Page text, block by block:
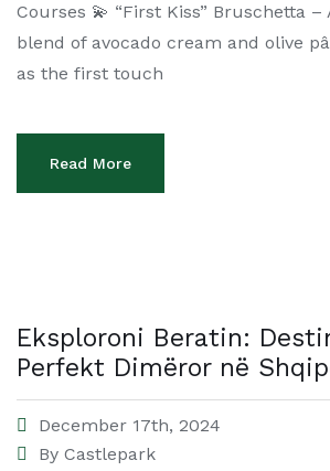
Courses 💫 “First Kiss” Bruschetta –
blend of avocado cream and olive
as the first touch
Read More
Eksploroni Beratin:
Perfekt Dimëror në
December 17th, 2024
By Castlepark